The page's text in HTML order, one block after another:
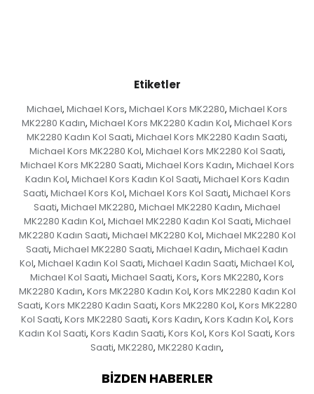
Etiketler
Michael, Michael Kors, Michael Kors MK2280, Michael Kors
MK2280 Kadın, Michael Kors MK2280 Kadın Kol, Michael Kors
MK2280 Kadın Kol Saati, Michael Kors MK2280 Kadın Saati,
Michael Kors MK2280 Kol, Michael Kors MK2280 Kol Saati,
Michael Kors MK2280 Saati, Michael Kors Kadın, Michael Kors
Kadın Kol, Michael Kors Kadın Kol Saati, Michael Kors Kadın
Saati, Michael Kors Kol, Michael Kors Kol Saati, Michael Kors
Saati, Michael MK2280, Michael MK2280 Kadın, Michael
MK2280 Kadın Kol, Michael MK2280 Kadın Kol Saati, Michael
MK2280 Kadın Saati, Michael MK2280 Kol, Michael MK2280 Kol
Saati, Michael MK2280 Saati, Michael Kadın, Michael Kadın
Kol, Michael Kadın Kol Saati, Michael Kadın Saati, Michael Kol,
Michael Kol Saati, Michael Saati, Kors, Kors MK2280, Kors
MK2280 Kadın, Kors MK2280 Kadın Kol, Kors MK2280 Kadın Kol
Saati, Kors MK2280 Kadın Saati, Kors MK2280 Kol, Kors MK2280
Kol Saati, Kors MK2280 Saati, Kors Kadın, Kors Kadın Kol, Kors
Kadın Kol Saati, Kors Kadın Saati, Kors Kol, Kors Kol Saati, Kors
Saati, MK2280, MK2280 Kadın,
BIZDEN HABERLER